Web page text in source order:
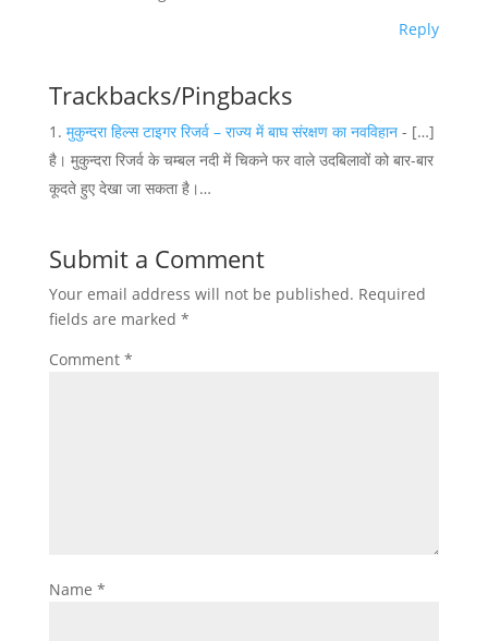
Reply
Trackbacks/Pingbacks
मुकुन्दरा हिल्स टाइगर रिजर्व – राज्य में बाघ संरक्षण का नवविहान- […]
है। मुकुन्दरा रिजर्व के चम्बल नदी में चिकने फर वाले उदबिलावों को बार-बार
कूदते हुए देखा जा सकता है।…
Submit a Comment
Your email address will not be published. Required
fields are marked *
Comment *
Name *